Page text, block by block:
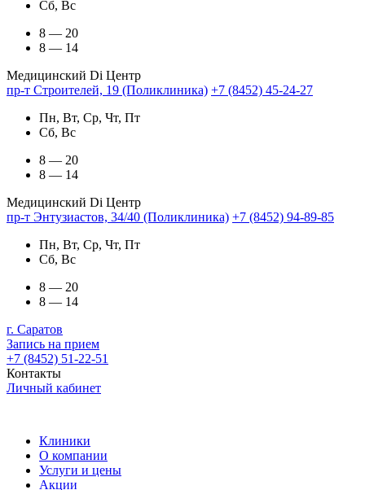
Сб, Вс
8 — 20
8 — 14
Медицинский Di Центр
пр-т Строителей, 19 (Поликлиника) +7 (8452) 45-24-27
Пн, Вт, Ср, Чт, Пт
Сб, Вс
8 — 20
8 — 14
Медицинский Di Центр
пр-т Энтузиастов, 34/40 (Поликлиника) +7 (8452) 94-89-85
Пн, Вт, Ср, Чт, Пт
Сб, Вс
8 — 20
8 — 14
г. Саратов
Запись на прием
+7 (8452) 51-22-51
Контакты
Личный кабинет
Клиники
О компании
Услуги и цены
Акции